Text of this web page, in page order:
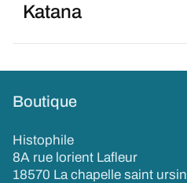
Katana
Boutique
Histophile
8A rue lorient Lafleur
18570 La chapelle saint ursin